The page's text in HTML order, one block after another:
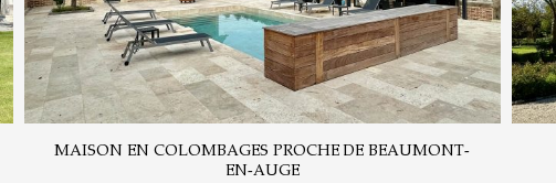
MAISON EN COLOMBAGES PROCHE DE BEAUMONT-
EN-AUGE